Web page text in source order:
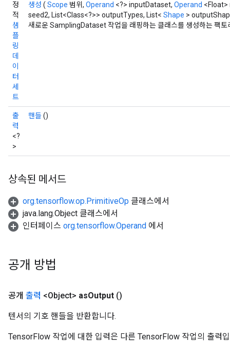
정
적
샘
플
링
데
이
터
세
트
생성 ( Scope 범위, Operand <?> inputDataset, Operand
seed2, List<Class<?>> outputTypes, List< Shape >
새로운 SamplingDataset 작업을 래핑하는 클래스를 생성하는 팩토
출
력
<?
>
핸들()
상속된 메서드
org.tensorflow.op.PrimitiveOp 클래스에서
java.lang.Object 클래스에서
인터페이스 org.tensorflow.Operand 에서
공개 방법
공개 출력 <Object> asOutput ()
텐서의 기호 핸들을 반환합니다.
TensorFlow 작업에 대한 입력은 다른 TensorFlow 작업의 출력